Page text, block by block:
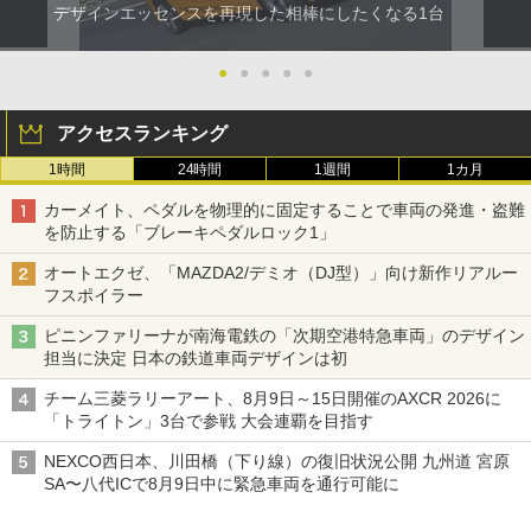
デザインエッセンスを再現した相棒にしたくなる1台
● ● ● ● ●
アクセスランキング
1時間 24時間 1週間 1カ月
カーメイト、ペダルを物理的に固定することで車両の発進・盗難
を防止する「ブレーキペダルロック1」
オートエクゼ、「MAZDA2/デミオ（DJ型）」向け新作リアルー
フスポイラー
ピニンファリーナが南海電鉄の「次期空港特急車両」のデザイン
担当に決定 日本の鉄道車両デザインは初
チーム三菱ラリーアート、8月9日～15日開催のAXCR 2026に
「トライトン」3台で参戦 大会連覇を目指す
NEXCO西日本、川田橋（下り線）の復旧状況公開 九州道 宮原
SA〜八代ICで8月9日中に緊急車両を通行可能に